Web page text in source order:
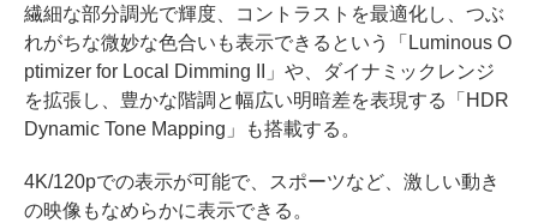
繊細な部分調光で輝度、コントラストを最適化し、つぶ
れがちな微妙な色合いも表示できるという「Luminous O
ptimizer for Local Dimming II」や、ダイナミックレンジ
を拡張し、豊かな階調と幅広い明暗差を表現する「HDR
Dynamic Tone Mapping」も搭載する。
4K/120pでの表示が可能で、スポーツなど、激しい動き
の映像もなめらかに表示できる。